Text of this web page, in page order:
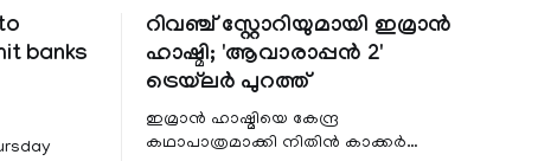
banks
റിവഞ്ച് സ്റ്റോറിയുമായി ഇമ്രാൻ
ഹാഷ്മി; 'ആവാരാപ്പൻ 2'
ട്രെയ്‌ലർ പുറത്ത്
ഇമ്രാൻ ഹാഷ്മിയെ കേന്ദ്ര
കഥാപാത്രമാക്കി നിതിൻ കാക്കർ